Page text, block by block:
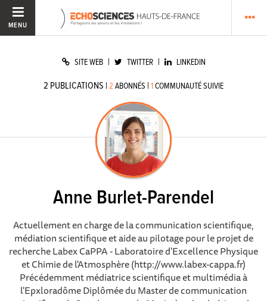
MENU
SITE WEB | TWITTER | LINKEDIN
2 PUBLICATIONS | 2 ABONNÉS | 1COMMUNAUTÉ SUIVIE
Anne Burlet-Parendel
Actuellement en charge de la communication scientifique,
médiation scientifique et aide au pilotage pour le projet de
recherche Labex CaPPA - Laboratoire d'Excellence Physique
et Chimie de l'Atmosphère (http://www.labex-cappa.fr)
Précédemment médiatrice scientifique et multimédia à
l'Epxloradôme Diplômée du Master de communication